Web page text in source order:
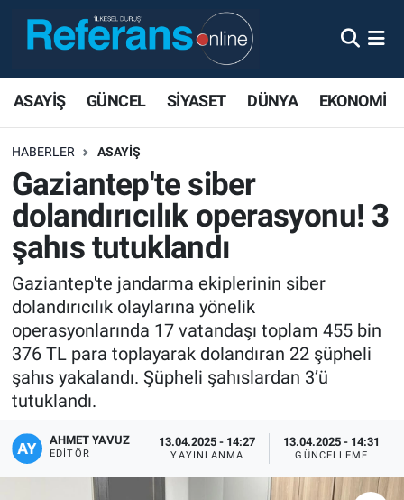
ASAYİŞ GÜNCEL SİYASET DÜNYA EKONOMİ
HABERLER ASAYİŞ
Gaziantep'te siber
dolandırıcılık operasyonu! 3
şahıs tutuklandı
Gaziantep'te jandarma ekiplerinin siber
dolandırıcılık olaylarına yönelik
operasyonlarında 17 vatandaşı toplam 455 bin
376 TL para toplayarak dolandıran 22 şüpheli
şahıs yakalandı. Şüpheli şahıslardan 3’ü
tutuklandı.
AHMET YAVUZ
EDITÖR
13.04.2025 - 14:27
YAYINLANMA
13.04.2025 - 14:31
GÜNCELLEME